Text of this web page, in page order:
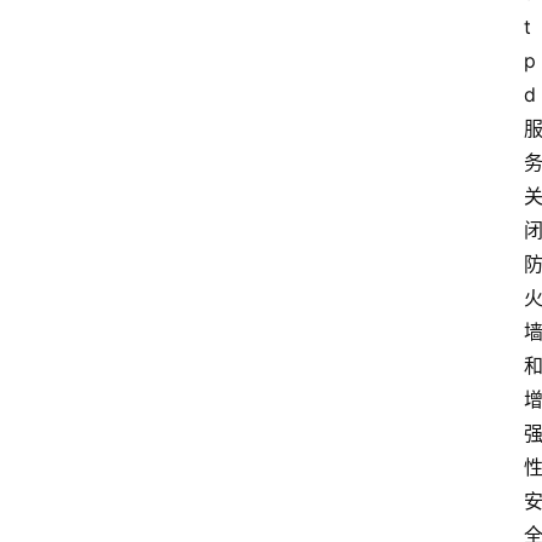
t
p
d
服
务
关
闭
防
火
墙
和
增
强
性
安
全